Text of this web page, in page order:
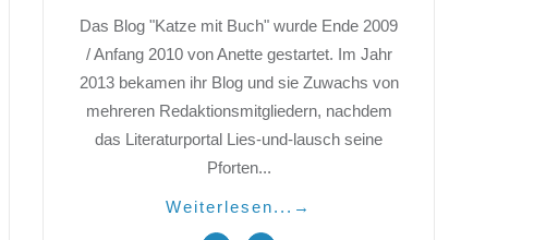
Das Blog "Katze mit Buch" wurde Ende 2009
/ Anfang 2010 von Anette gestartet. Im Jahr
2013 bekamen ihr Blog und sie Zuwachs von
mehreren Redaktionsmitgliedern, nachdem
das Literaturportal Lies-und-lausch seine
Pforten...
Weiterlesen... →